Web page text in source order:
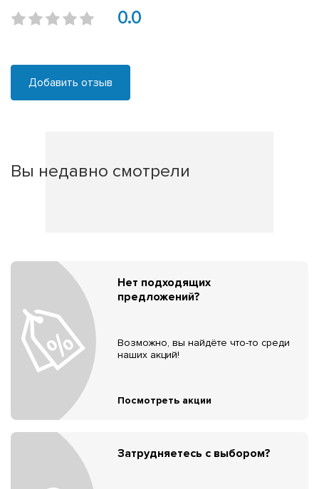
0.0
Добавить отзыв
Вы недавно смотрели
Нет подходящих
предложений?
Возможно, вы найдёте что-то среди
наших акций!
Посмотреть акции
Затрудняетесь с выбором?